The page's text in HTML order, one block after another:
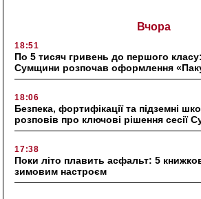
Вчора
18:51
По 5 тисяч гривень до першого
Сумщини розпочав оформлення
18:06
Безпека, фортифікації та підземні
розповів про ключові рішення сесії
17:38
Поки літо плавить асфальт: 5
зимовим настроєм